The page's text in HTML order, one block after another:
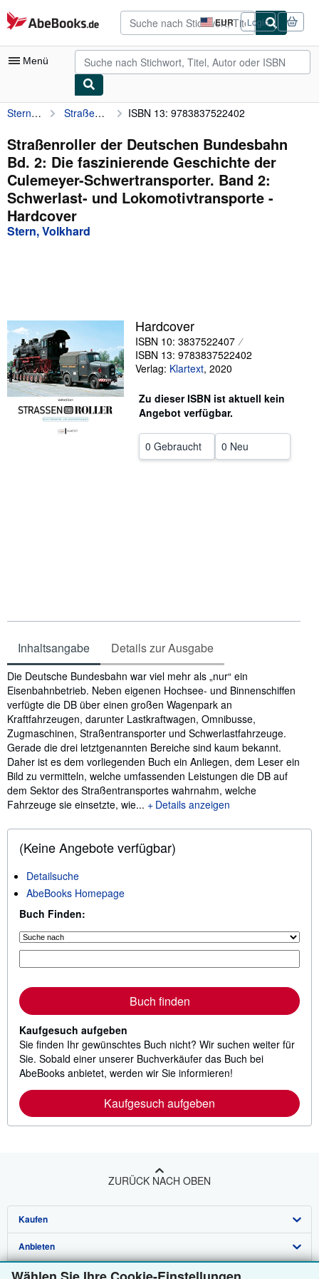
Zum Hauptinhalt
AbeBooks.de EUR
Seite
der
Einkaufseinstellungen.
Login
Menü
Nutzerkonto
Meine Bestellungen
Detailsuche
Sammlungen
Antiquarische Bücher
Kunst & Sammlerstücke
SCHLIESSEN
Stern, Volkhard Straßenroller der Deutschen Bundesbahn Bd. 2: Die faszinierende Geschichte der Culemeyer-Schwertransporter. Band 2: Schwerlast- und Lokomotivtransporte ISBN 13: 9783837522402
Straßenroller der Deutschen Bundesbahn
Bd. 2: Die faszinierende Geschichte der
Culemeyer-Schwertransporter. Band 2:
Schwerlast- und Lokomotivtransporte -
Hardcover
Stern, Volkhard
Hardcover
ISBN 10: 3837522407
ISBN 13: 9783837522402
Verlag: Klartext, 2020
Zu dieser ISBN ist aktuell kein
Angebot verfügbar.
0 Gebraucht 0 Neu
Inhaltsangabe Details zur Ausgabe
Inhaltsangabe
Die Deutsche Bundesbahn war viel mehr als „nur“ ein
Eisenbahnbetrieb. Neben eigenen Hochsee- und Binnenschiffen
verfügte die DB über einen großen Wagenpark an
Kraftfahrzeugen, darunter Lastkraftwagen, Omnibusse,
Zugmaschinen, Straßentransporter und Schwerlastfahrzeuge.
Gerade die drei letztgenannten Bereiche sind kaum bekannt.
Daher ist es dem vorliegenden Buch ein Anliegen, dem Leser ein
Bild zu vermitteln, welche umfassenden Leistungen die DB auf
dem Sektor des Straßentransportes wahrnahm, welche
Fahrzeuge sie einsetzte, wie...
Details anzeigen
(Keine Angebote verfügbar)
Detailsuche
AbeBooks Homepage
Buch Finden:
Buch finden
Kaufgesuch aufgeben
Sie finden Ihr gewünschtes Buch nicht? Wir suchen weiter für
Sie. Sobald einer unserer Buchverkäufer das Buch bei
AbeBooks anbietet, werden wir Sie informieren!
Kaufgesuch aufgeben
ZURÜCK NACH OBEN
Kaufen
Detailsuche
Sammlungen
Anbieten
Verkäufer werden
Über uns